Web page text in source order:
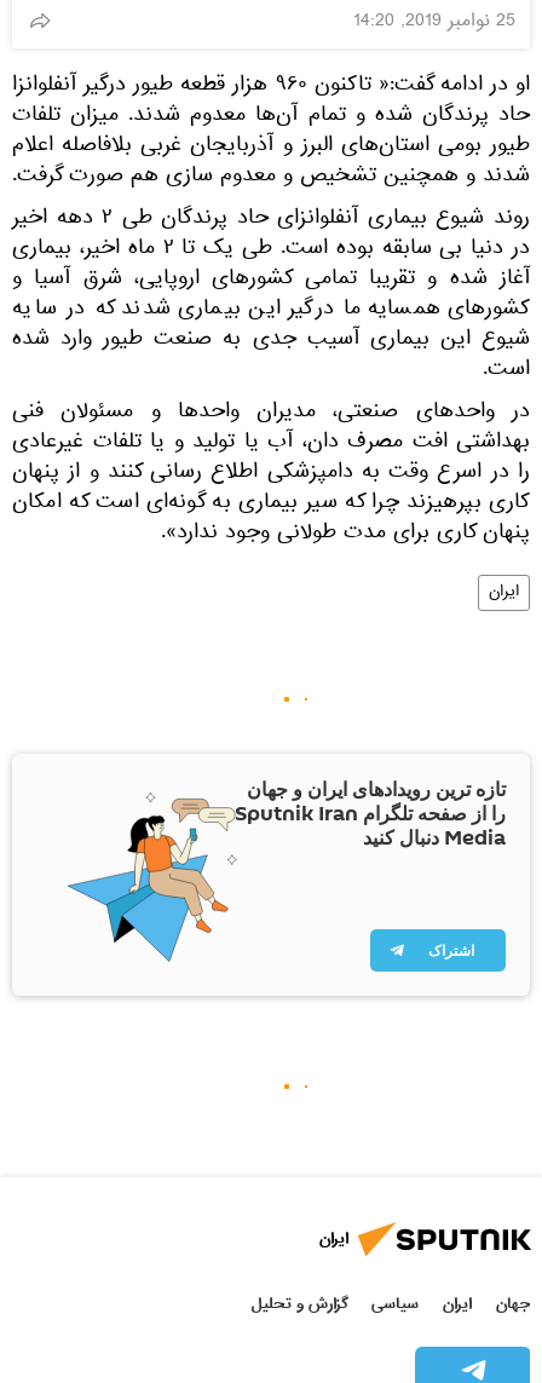
25 نوامبر 2019, 14:20
او در ادامه گفت:« تاکنون ۹۶۰ هزار قطعه طیور درگیر آنفلوانزا
حاد پرندگان شده و تمام آن‌ها معدوم شدند. میزان تلفات
طیور بومی استان‌های البرز و آذربایجان غربی بلافاصله اعلام
شدند و همچنین تشخیص و معدوم سازی هم صورت گرفت.
روند شیوع بیماری آنفلوانزای حاد پرندگان طی ۲ دهه اخیر
در دنیا بی سابقه بوده است. طی یک تا ۲ ماه اخیر، بیماری
آغاز شده و تقریبا تمامی کشور‌های اروپایی، شرق آسیا و
کشور‌های همسایه ما درگیر این بیماری شدند که در سایه
شیوع این بیماری آسیب جدی به صنعت طیور وارد شده
است.
در واحد‌های صنعتی، مدیران واحد‌ها و مسئولان فنی
بهداشتی افت مصرف دان، آب یا تولید و یا تلفات غیرعادی
را در اسرع وقت به دامپزشکی اطلاع رسانی کنند و از پنهان
کاری بپرهیزند چرا که سیر بیماری به گونه‌ای است که امکان
پنهان کاری برای مدت طولانی وجود ندارد».
ایران
تازه ترین رویدادهای ایران و جهان
را از صفحه تلگرام Sputnik Iran
Media دنبال کنید
اشتراک
ایران
جهان ایران سیاسی گزارش و تحلیل